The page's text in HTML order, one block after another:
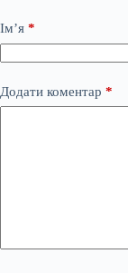
Ім’я *
Додати коментар *